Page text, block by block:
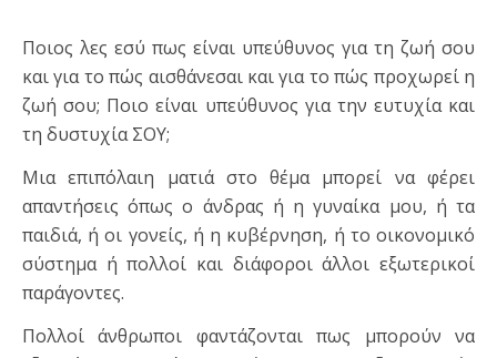
Ποιος λες εσύ πως είναι υπεύθυνος για τη ζωή σου
και για το πώς αισθάνεσαι και για το πώς προχωρεί η
ζωή σου; Ποιο είναι υπεύθυνος για την ευτυχία και
τη δυστυχία ΣΟΥ;
Μια επιπόλαιη ματιά στο θέμα μπορεί να φέρει
απαντήσεις όπως ο άνδρας ή η γυναίκα μου, ή τα
παιδιά, ή οι γονείς, ή η κυβέρνηση, ή το οικονομικό
σύστημα ή πολλοί και διάφοροι άλλοι εξωτερικοί
παράγοντες.
Πολλοί άνθρωποι φαντάζονται πως μπορούν να